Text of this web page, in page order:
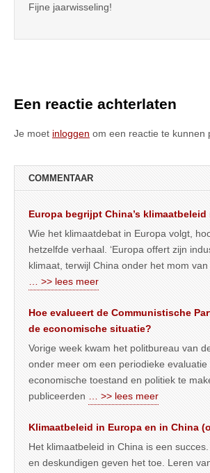
Fijne jaarwisseling!
Een reactie achterlaten
Je moet inloggen om een reactie te kunnen
COMMENTAAR
Europa begrijpt China’s
Wie het klimaatdebat in Europa volgt,
hetzelfde verhaal. ‘Europa offert zijn
klimaat, terwijl China onder het mom
… >> lees meer
Hoe evalueert de Communistische
de economische situatie?
Vorige week kwam het politbureau van
onder meer om een periodieke evaluatie
economische toestand en politiek te
publiceerden
… >> lees meer
Klimaatbeleid in Europa en in China
Het klimaatbeleid in China is een
en deskundigen geven het toe. Leren